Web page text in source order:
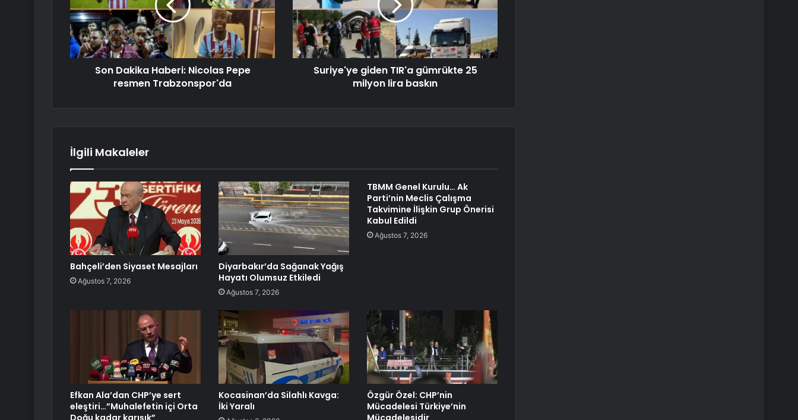
Son Dakika Haberi: Nicolas Pepe
resmen Trabzonspor'da
Suriye'ye giden TIR'a gümrükte 25
milyon lira baskın
İlgili Makaleler
Bahçeli’den Siyaset Mesajları
Ağustos 7, 2026
Diyarbakır’da Sağanak Yağış
Hayatı Olumsuz Etkiledi
Ağustos 7, 2026
TBMM Genel Kurulu… Ak
Parti’nin Meclis Çalışma
Takvimine İlişkin Grup Önerisi
Kabul Edildi
Ağustos 7, 2026
Efkan Ala’dan CHP’ye sert
eleştiri…”Muhalefetin içi Orta
Kocasinan’da Silahlı Kavga:
İki Yaralı
Özgür Özel: CHP’nin
Mücadelesi Türkiye’nin